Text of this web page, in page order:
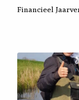
Financieel